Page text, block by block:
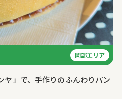
岡部エリア
ヤ」で、手作りのふんわりパン